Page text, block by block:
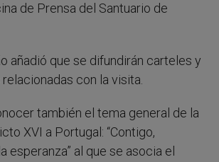
de Prensa del Santuario de
añadió que se difundirán carteles y
con la visita.
también el tema general de la
XVI a Portugal: “Contigo,
esperanza” al que se asocia el